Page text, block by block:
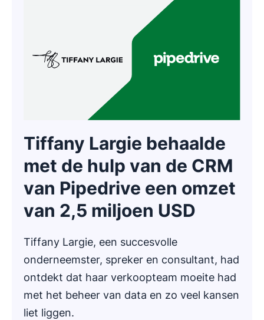
Tiffany Largie behaalde
met de hulp van de CRM
van Pipedrive een omzet
van 2,5 miljoen USD
Tiffany Largie, een succesvolle
onderneemster, spreker en consultant, had
ontdekt dat haar verkoopteam moeite had
met het beheer van data en zo veel kansen
liet liggen.